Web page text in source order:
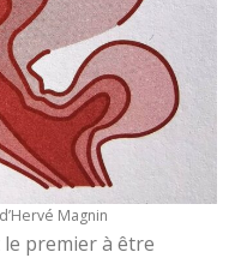
Magnin
le premier à être